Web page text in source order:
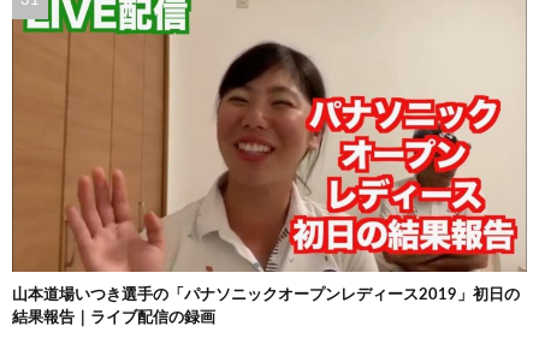
山本道場いつき選手の「パナソニックオープンレディース2019」初日の
結果報告｜ライブ配信の録画